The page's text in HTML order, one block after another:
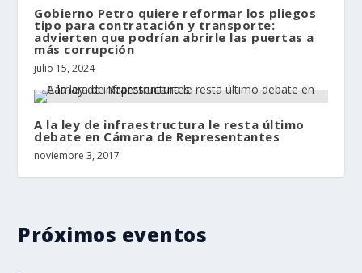
Gobierno Petro quiere reformar los pliegos
tipo para contratación y transporte:
advierten que podrían abrirle las puertas a
más corrupción
julio 15, 2024
A la ley de infraestructura le resta último
debate en Cámara de Representantes
noviembre 3, 2017
Próximos eventos